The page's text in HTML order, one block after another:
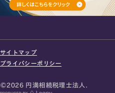
サイトマップ
プライバシーポリシー
©2026 円満相続税理士法人.